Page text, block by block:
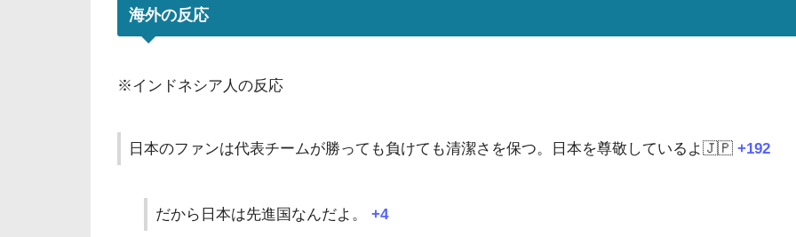
海外の反応
※インドネシア人の反応
日本のファンは代表チームが勝っても負けても清潔さを保つ。日本を尊敬しているよ🇯🇵 +192
だから日本は先進国なんだよ。 +4